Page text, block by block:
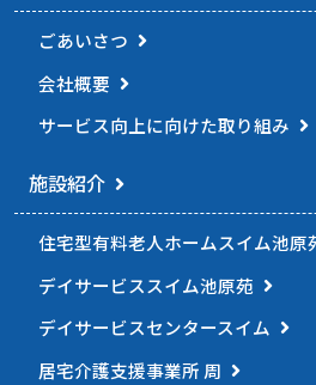
ごあいさつ
会社概要
サービス向上に向けた取り組み
施設紹介
住宅型有料老人ホームスイム池原
デイサービススイム池原苑
デイサービスセンタースイム
居宅介護支援事業所 周